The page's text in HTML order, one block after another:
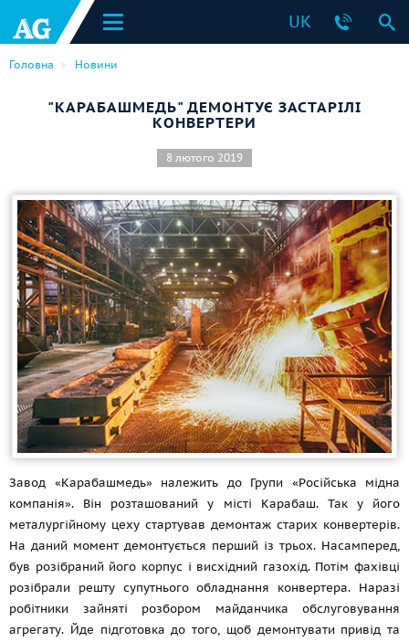
UK
Головна Новини
"КАРАБАШМЕДЬ" ДЕМОНТУЄ ЗАСТАРІЛІ
КОНВЕРТЕРИ
8 лютого 2019
Завод «Карабашмедь» належить до Групи «Російська мідна
компанія». Він розташований у місті Карабаш. Так у його
металургійному цеху стартував демонтаж старих конвертерів.
На даний момент демонтується перший із трьох. Насамперед,
був розібраний його корпус і висхідний газохід. Потім фахівці
розібрали решту супутнього обладнання конвертера. Наразі
робітники зайняті розбором майданчика обслуговування
агрегату. Йде підготовка до того, щоб демонтувати привід та